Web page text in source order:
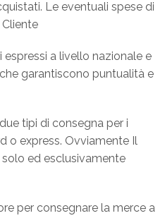
Le eventuali spese di
espressi a livello nazionale e
garantiscono puntualità e
tipi di consegna per i
o express. Ovviamente Il
ed esclusivamente
per consegnare la merce a